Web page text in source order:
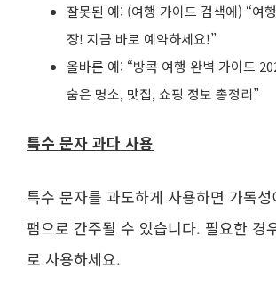
잘못된 예: (여행 가이드 검색에) “여
장! 지금 바로 예약하세요!”
올바른 예: “방콕 여행 완벽 가이드
숨은 명소, 맛집, 쇼핑 정보 총정리”
특수 문자 과다 사용
특수 문자를 과도하게 사용하면 가독
팸으로 간주될 수 있습니다. 필요한 경
로 사용하세요.